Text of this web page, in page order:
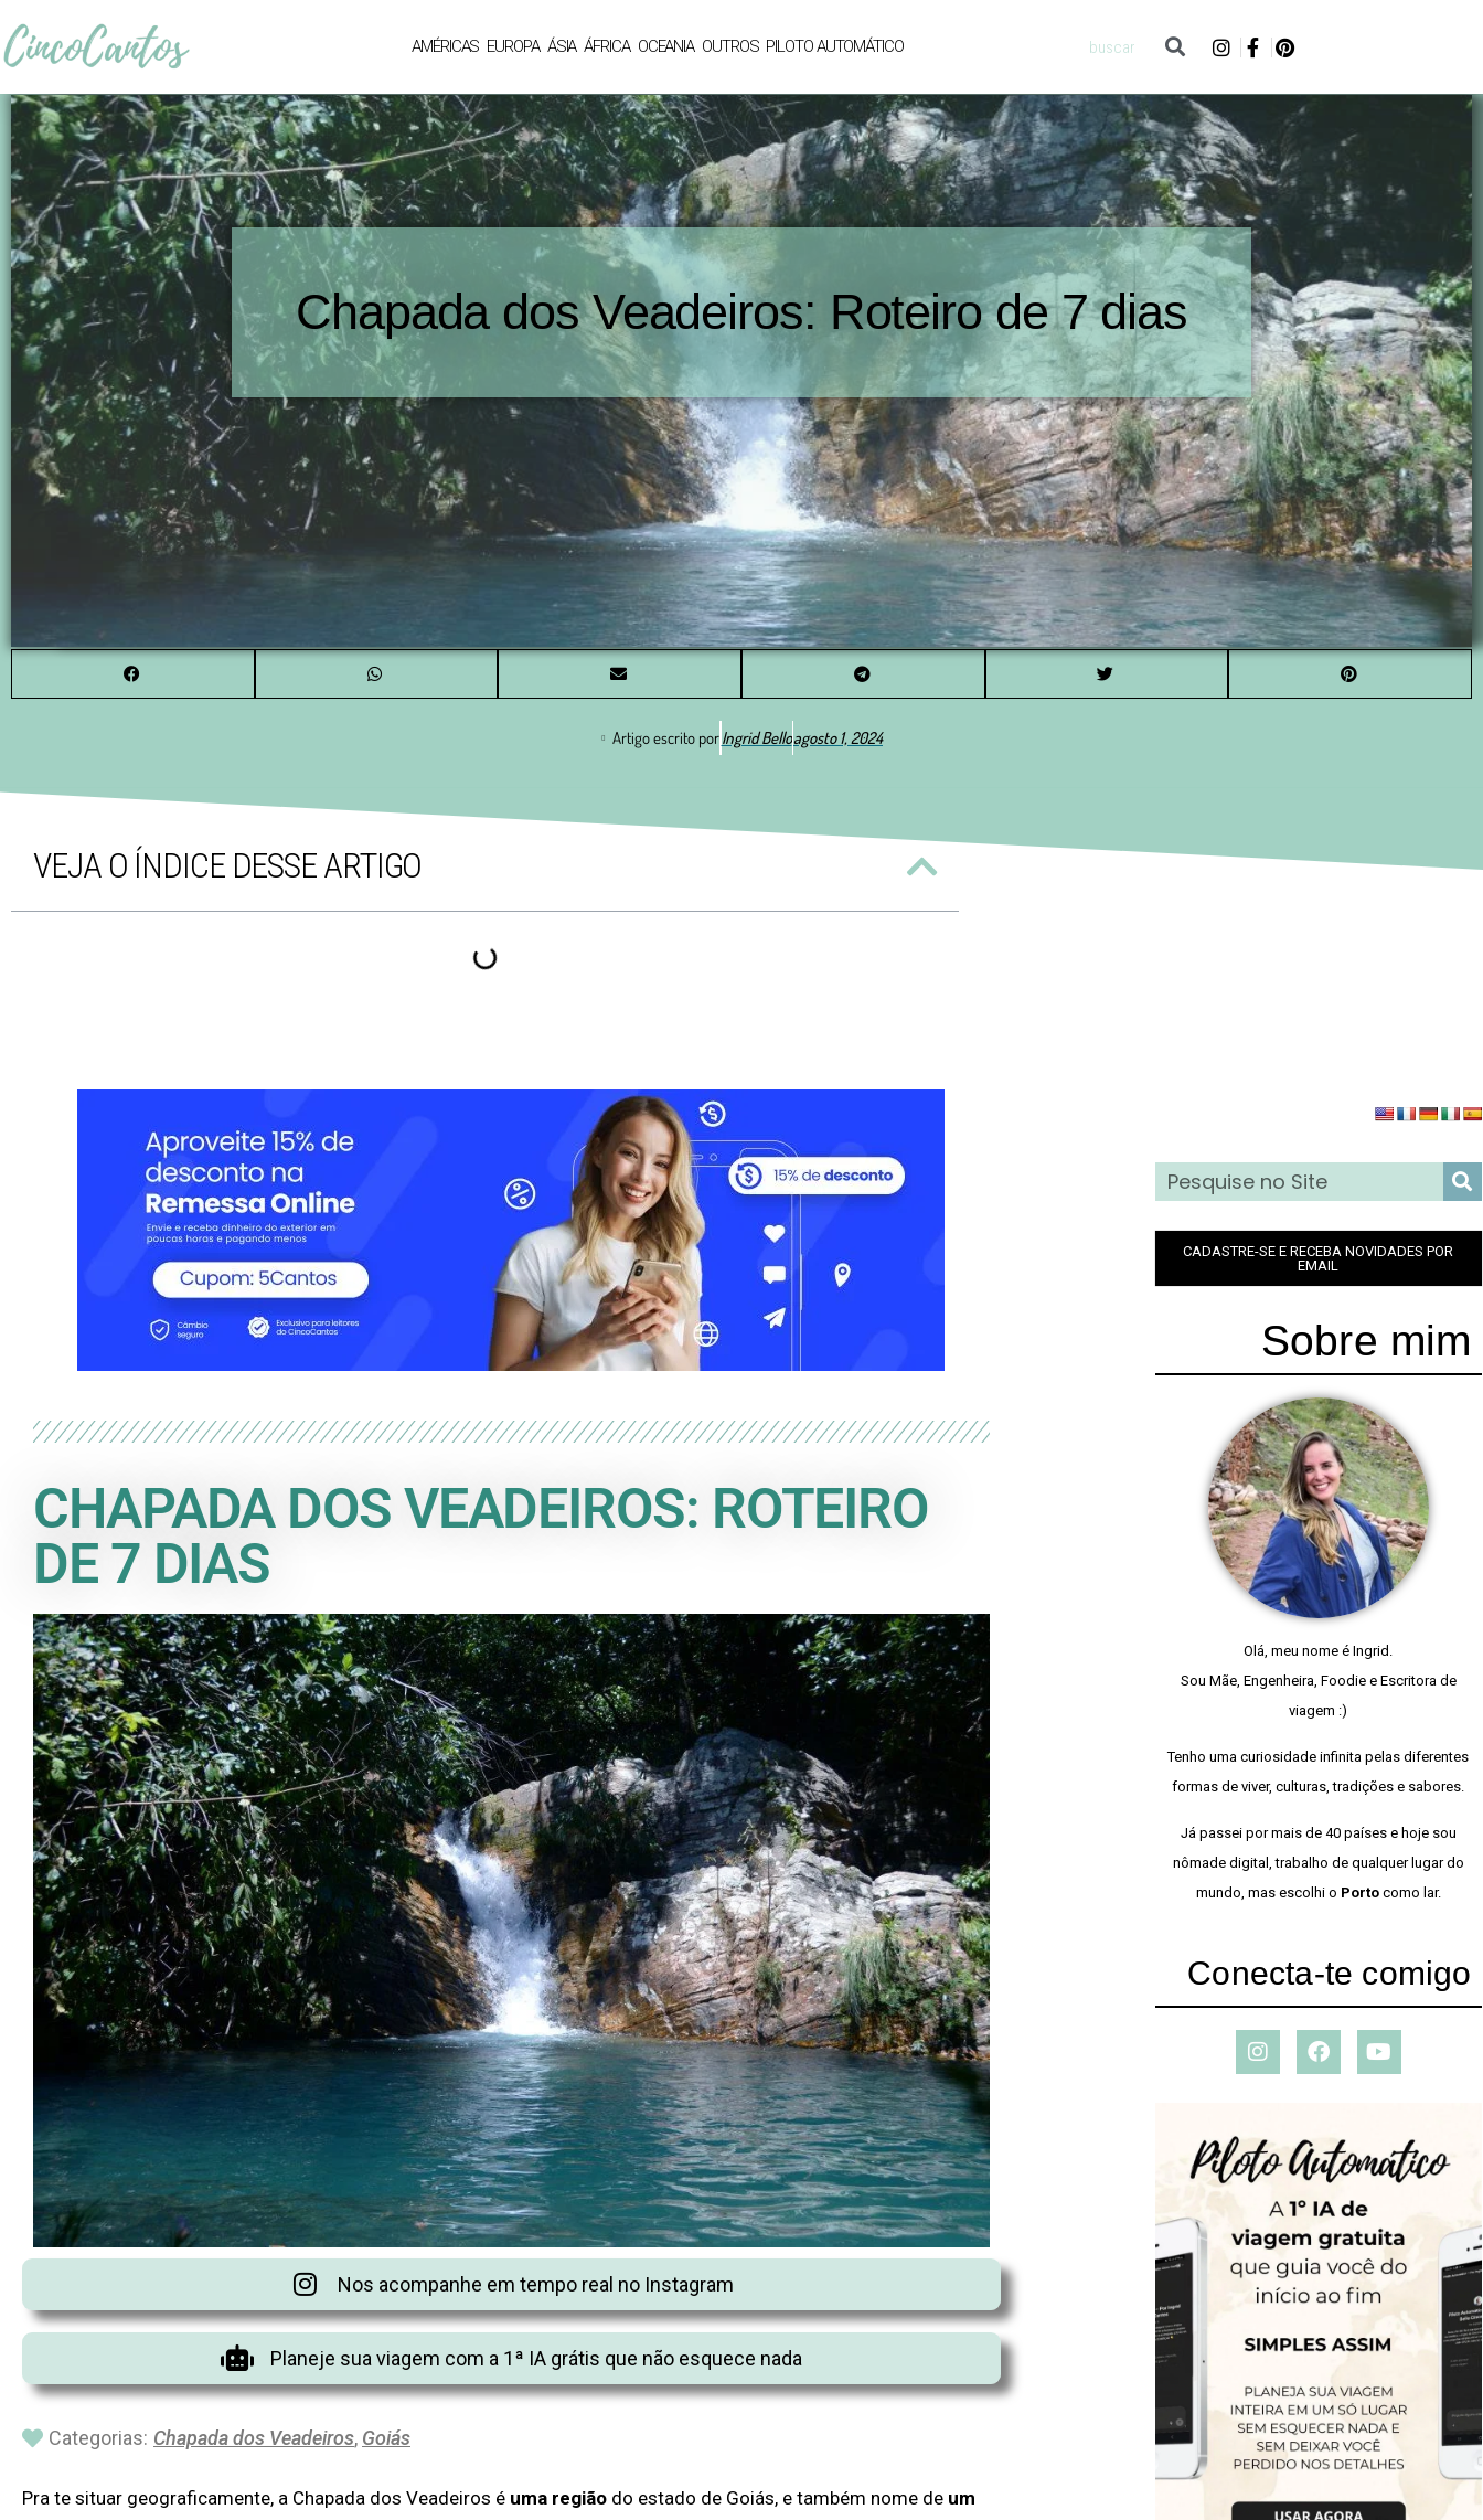
AMÉRICAS EUROPA ÁSIA ÁFRICA OCEANIA OUTROS PILOTO AUTOMÁTICO
Chapada dos Veadeiros: Roteiro de 7 dias
Artigo escrito porIngrid Belloagosto 1, 2024
VEJA O ÍNDICE DESSE ARTIGO
CHAPADA DOS VEADEIROS: ROTEIRO
DE 7 DIAS
Nos acompanhe em tempo real no Instagram
Planeje sua viagem com a 1ª IA grátis que não esquece nada
Categorias: Chapada dos Veadeiros, Goiás
Pra te situar geograficamente, a Chapada dos Veadeiros é uma região do estado de Goiás, e também nome de um
CADASTRE-SE E RECEBA NOVIDADES POR
EMAIL
Sobre mim
Olá, meu nome é Ingrid.
Sou Mãe, Engenheira, Foodie e Escritora de
viagem :)
Tenho uma curiosidade infinita pelas diferentes
formas de viver, culturas, tradições e sabores.
Já passei por mais de 40 países e hoje sou
nômade digital, trabalho de qualquer lugar do
mundo, mas escolhi o Portocomo lar.
Conecta-te comigo